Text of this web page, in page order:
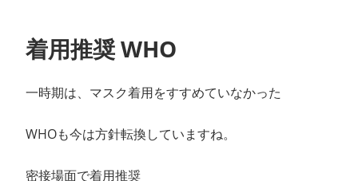
着用推奨 WHO
一時期は、マスク着用をすすめていなかった
WHOも今は方針転換していますね。
密接場面で着用推奨